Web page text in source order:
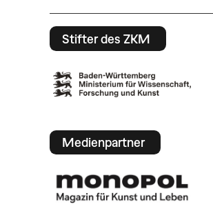
Stifter des ZKM
Medienpartner